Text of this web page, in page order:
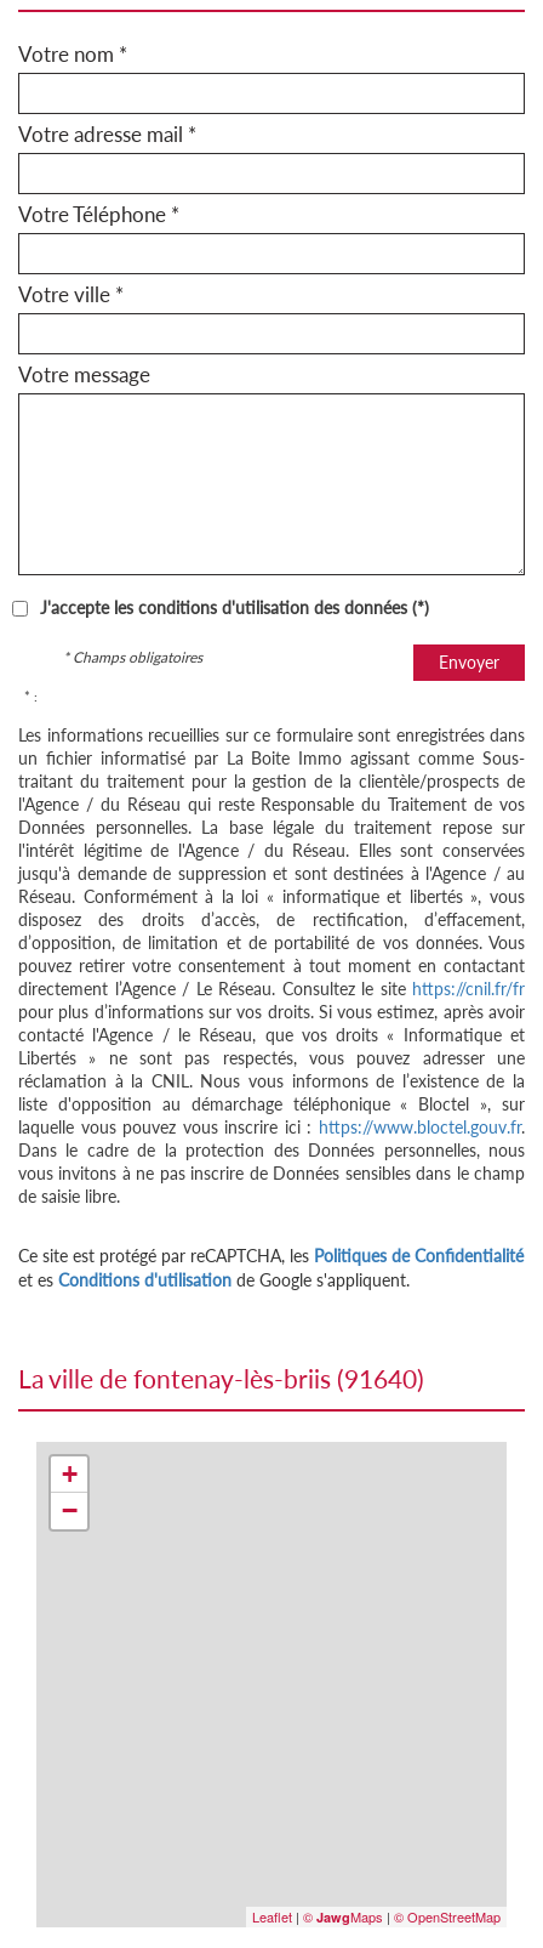
Votre nom *
Votre adresse mail *
Votre Téléphone *
Votre ville *
Votre message
J'accepte les conditions d'utilisation des données (*)
Envoyer
* Champs obligatoires
* :
Les informations recueillies sur ce formulaire sont enregistrées dans
un fichier informatisé par La Boite Immo agissant comme Sous-
traitant du traitement pour la gestion de la clientèle/prospects de
l'Agence / du Réseau qui reste Responsable du Traitement de vos
Données personnelles. La base légale du traitement repose sur
l'intérêt légitime de l'Agence / du Réseau. Elles sont conservées
jusqu'à demande de suppression et sont destinées à l'Agence / au
Réseau. Conformément à la loi « informatique et libertés », vous
disposez des droits d’accès, de rectification, d’effacement,
d’opposition, de limitation et de portabilité de vos données. Vous
pouvez retirer votre consentement à tout moment en contactant
directement l’Agence / Le Réseau. Consultez le site https://cnil.fr/fr
pour plus d’informations sur vos droits. Si vous estimez, après avoir
contacté l'Agence / le Réseau, que vos droits « Informatique et
Libertés » ne sont pas respectés, vous pouvez adresser une
réclamation à la CNIL. Nous vous informons de l’existence de la
liste d'opposition au démarchage téléphonique « Bloctel », sur
laquelle vous pouvez vous inscrire ici : https://www.bloctel.gouv.fr.
Dans le cadre de la protection des Données personnelles, nous
vous invitons à ne pas inscrire de Données sensibles dans le champ
de saisie libre.
Ce site est protégé par reCAPTCHA, les Politiques de Confidentialité
et es Conditions d'utilisation de Google s'appliquent.
la ville de fontenay-lès-briis (91640)
+
−
Leaflet | © JawgMaps | © OpenStreetMap